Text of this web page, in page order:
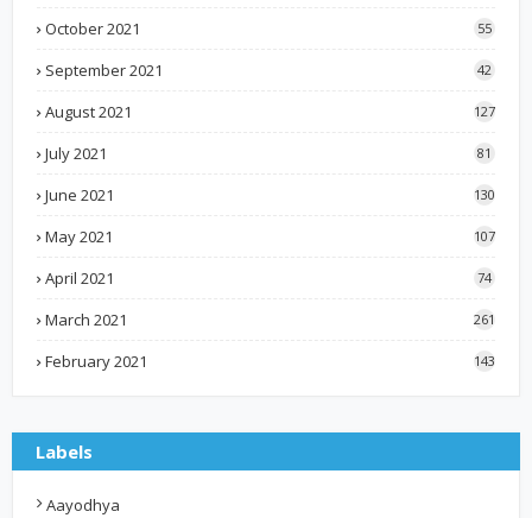
October 2021 55
September 2021 42
August 2021 127
July 2021 81
June 2021 130
May 2021 107
April 2021 74
March 2021 261
February 2021 143
Labels
Aayodhya